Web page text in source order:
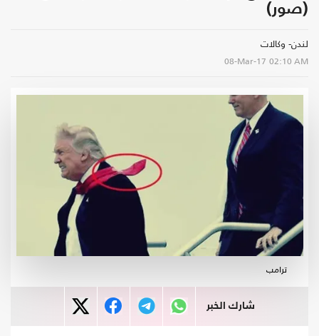
(صور)
لندن- وكالات
08-Mar-17 02:10 AM
ترامب
شارك الخبر